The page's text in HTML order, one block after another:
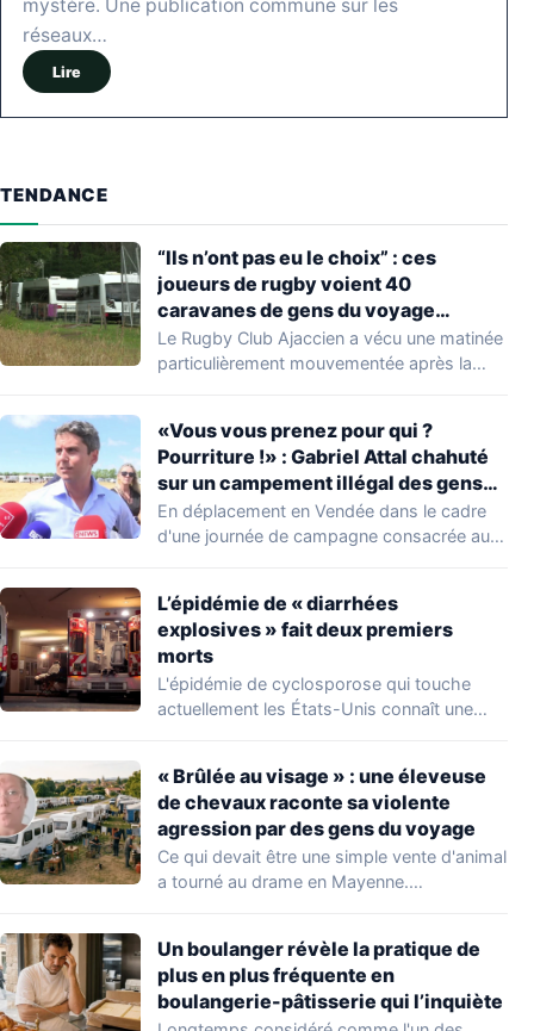
mystère. Une publication commune sur les
réseaux…
Lire
TENDANCE
“Ils n’ont pas eu le choix” : ces
joueurs de rugby voient 40
caravanes de gens du voyage
s’installer dans leur stade, ils les
délogent en moins d’1 heure
Le Rugby Club Ajaccien a vécu une matinée
particulièrement mouvementée après la
«Vous vous prenez pour qui ?
Pourriture !» : Gabriel Attal chahuté
sur un campement illégal des gens
du voyage
En déplacement en Vendée dans le cadre
d'une journée de campagne consacrée aux
L’épidémie de « diarrhées
explosives » fait deux premiers
morts
L'épidémie de cyclosporose qui touche
actuellement les États-Unis connaît une
« Brûlée au visage » : une éleveuse
de chevaux raconte sa violente
agression par des gens du voyage
Ce qui devait être une simple vente d'animal
a tourné au drame en Mayenne.…
Un boulanger révèle la pratique de
plus en plus fréquente en
boulangerie-pâtisserie qui l’inquiète